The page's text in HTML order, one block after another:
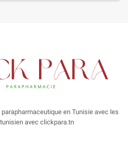
en Tunisie avec les
avec clickpara.tn